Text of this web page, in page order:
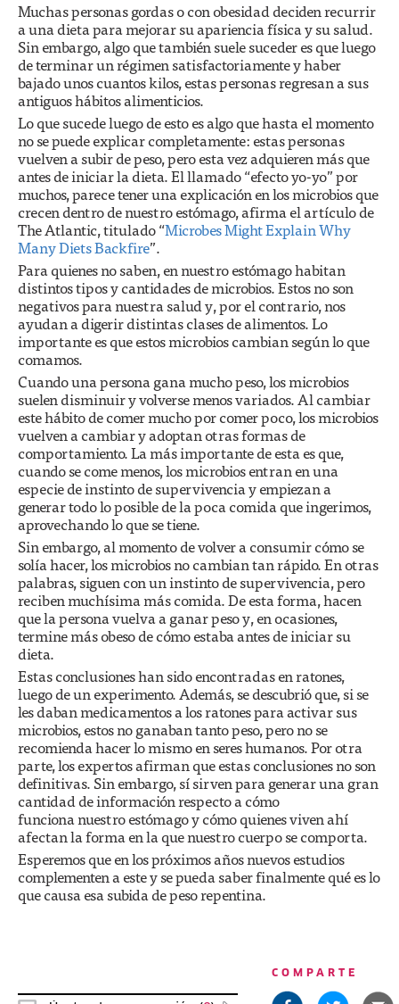
Muchas personas gordas o con obesidad deciden recurrir
a una dieta para mejorar su apariencia física y su salud.
Sin embargo, algo que también suele suceder es que luego
de terminar un régimen satisfactoriamente y haber
bajado unos cuantos kilos, estas personas regresan a sus
antiguos hábitos alimenticios.
Lo que sucede luego de esto es algo que hasta el momento
no se puede explicar completamente: estas personas
vuelven a subir de peso, pero esta vez adquieren más que
antes de iniciar la dieta. El llamado “efecto yo-yo” por
muchos, parece tener una explicación en los microbios que
crecen dentro de nuestro estómago, afirma el artículo de
The Atlantic, titulado “Microbes Might Explain Why
Many Diets Backfire”.
Para quienes no saben, en nuestro estómago habitan
distintos tipos y cantidades de microbios. Estos no son
negativos para nuestra salud y, por el contrario, nos
ayudan a digerir distintas clases de alimentos. Lo
importante es que estos microbios cambian según lo que
comamos.
Cuando una persona gana mucho peso, los microbios
suelen disminuir y volverse menos variados. Al cambiar
este hábito de comer mucho por comer poco, los microbios
vuelven a cambiar y adoptan otras formas de
comportamiento. La más importante de esta es que,
cuando se come menos, los microbios entran en una
especie de instinto de supervivencia y empiezan a
generar todo lo posible de la poca comida que ingerimos,
aprovechando lo que se tiene.
Sin embargo, al momento de volver a consumir cómo se
solía hacer, los microbios no cambian tan rápido. En otras
palabras, siguen con un instinto de supervivencia, pero
reciben muchísima más comida. De esta forma, hacen
que la persona vuelva a ganar peso y, en ocasiones,
termine más obeso de cómo estaba antes de iniciar su
dieta.
Estas conclusiones han sido encontradas en ratones,
luego de un experimento. Además, se descubrió que, si se
les daban medicamentos a los ratones para activar sus
microbios, estos no ganaban tanto peso, pero no se
recomienda hacer lo mismo en seres humanos. Por otra
parte, los expertos afirman que estas conclusiones no son
definitivas. Sin embargo, sí sirven para generar una gran
cantidad de información respecto a cómo
funciona nuestro estómago y cómo quienes viven ahí
afectan la forma en la que nuestro cuerpo se comporta.
Esperemos que en los próximos años nuevos estudios
complementen a este y se pueda saber finalmente qué es lo
que causa esa subida de peso repentina.
COMPARTE